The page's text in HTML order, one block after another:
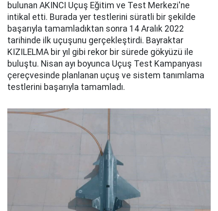
bulunan AKINCI Uçuş Eğitim ve Test Merkezi'ne
intikal etti. Burada yer testlerini süratli bir şekilde
başarıyla tamamladıktan sonra 14 Aralık 2022
tarihinde ilk uçuşunu gerçekleştirdi. Bayraktar
KIZILELMA bir yıl gibi rekor bir sürede gökyüzü ile
buluştu. Nisan ayı boyunca Uçuş Test Kampanyası
çereçvesinde planlanan uçuş ve sistem tanımlama
testlerini başarıyla tamamladı.